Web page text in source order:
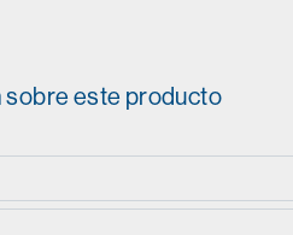
este producto